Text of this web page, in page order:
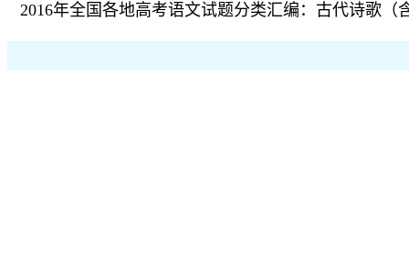
2016年全国各地高考语文试题分类汇编：古代诗歌（